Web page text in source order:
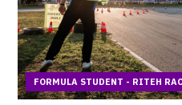
FORMULA STUDENT - RITEH